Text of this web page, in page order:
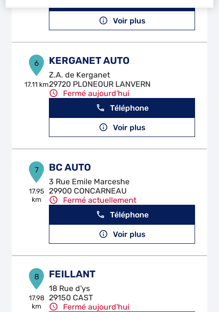
Voir plus
6
17.11 km
KERGANET AUTO
Z.A. de Kerganet
29720 PLONEOUR LANVERN
Fermé aujourd'hui
Téléphone
Voir plus
7
17.95
km
BC AUTO
3 Rue Emile Marceshe
29900 CONCARNEAU
Fermé actuellement
Téléphone
Voir plus
8
17.98
km
FEILLANT
18 Rue d'ys
29150 CAST
Fermé aujourd'hui